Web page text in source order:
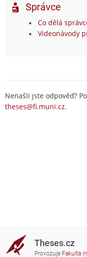
Správce
Co dělá
Videonávody
Nenašli jste odpověď?
theses@fi.muni.cz.
Theses.cz
Provozuje Fakulta